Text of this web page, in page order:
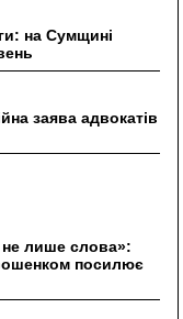
на Сумщині
заява адвокатів
не лише слова»:
посилює